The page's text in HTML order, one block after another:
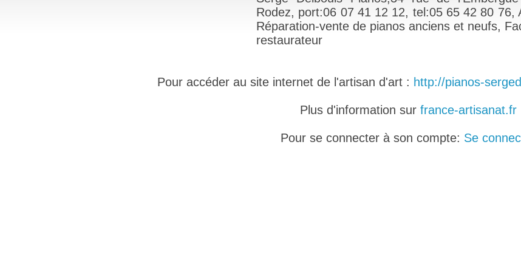
Rodez, port:06 07 41 12 12, tel:05 65 42 80 76,
Réparation-vente de pianos anciens et neufs,
restaurateur
Pour accéder au site internet de l'artisan d'art : http://pianos-
Plus d'information sur france-artisanat.fr
Pour se connecter à son compte: Se